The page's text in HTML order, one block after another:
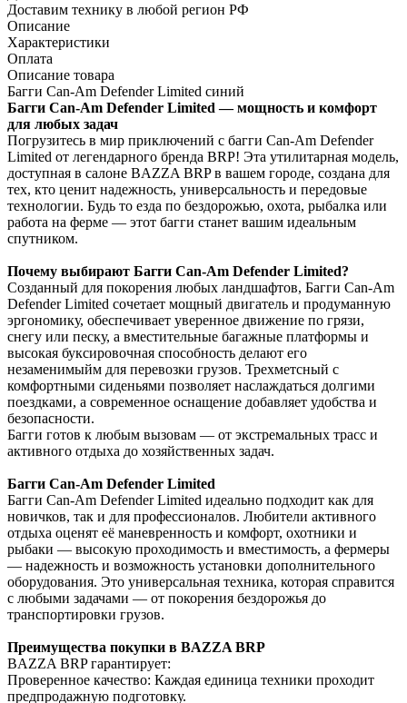
Доставим технику в любой регион РФ
Описание
Характеристики
Оплата
Описание товара
Багги Can-Am Defender Limited синий
Багги Can-Am Defender Limited — мощность и комфорт
для любых задач
Погрузитесь в мир приключений с багги Can-Am Defender
Limited от легендарного бренда BRP! Эта утилитарная модель,
доступная в салоне BAZZA BRP в вашем городе, создана для
тех, кто ценит надежность, универсальность и передовые
технологии. Будь то езда по бездорожью, охота, рыбалка или
работа на ферме — этот багги станет вашим идеальным
спутником.
Почему выбирают Багги Can-Am Defender Limited?
Созданный для покорения любых ландшафтов, Багги Can-Am
Defender Limited сочетает мощный двигатель и продуманную
эргономику, обеспечивает уверенное движение по грязи,
снегу или песку, а вместительные багажные платформы и
высокая буксировочная способность делают его
незаменимыйм для перевозки грузов. Трехметсный с
комфортными сиденьями позволяет наслаждаться долгими
поездками, а современное оснащение добавляет удобства и
безопасности.
Багги готов к любым вызовам — от экстремальных трасс и
активного отдыха до хозяйственных задач.
Багги Can-Am Defender Limited
Багги Can-Am Defender Limited идеально подходит как для
новичков, так и для профессионалов. Любители активного
отдыха оценят её маневренность и комфорт, охотники и
рыбаки — высокую проходимость и вместимость, а фермеры
— надежность и возможность установки дополнительного
оборудования. Это универсальная техника, которая справится
с любыми задачами — от покорения бездорожья до
транспортировки грузов.
Преимущества покупки в BAZZA BRP
BAZZA BRP гарантирует:
Проверенное качество: Каждая единица техники проходит
предпродажную подготовку.